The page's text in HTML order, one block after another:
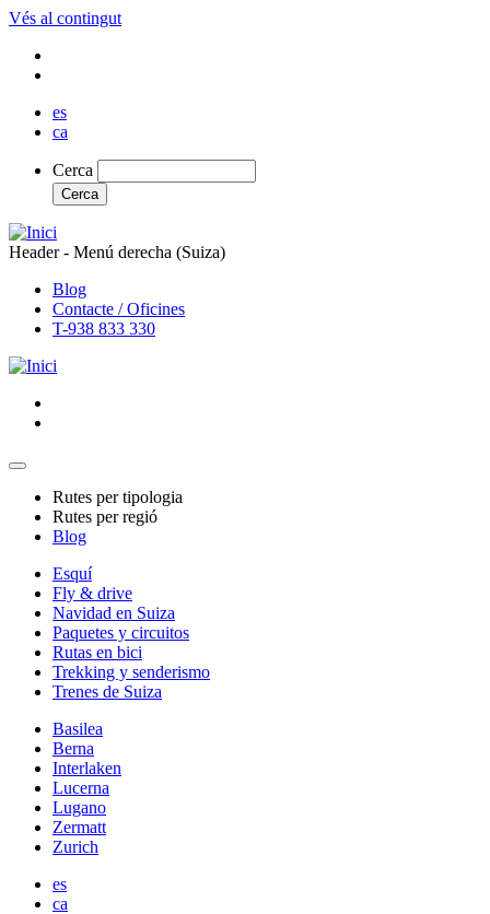
Vés al contingut
es
ca
Cerca
Cerca
Header - Menú derecha (Suiza)
Blog
Contacte / Oficines
T-938 833 330
Rutes per tipologia
Rutes per regió
Blog
Esquí
Fly & drive
Navidad en Suiza
Paquetes y circuitos
Rutas en bici
Trekking y senderismo
Trenes de Suiza
Basilea
Berna
Interlaken
Lucerna
Lugano
Zermatt
Zurich
es
ca